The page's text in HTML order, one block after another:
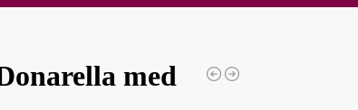
med